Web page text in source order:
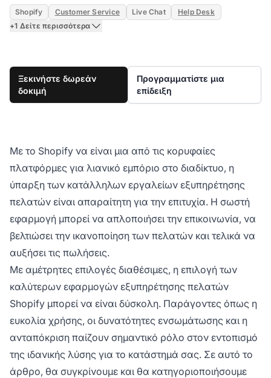
Shopify Customer Service Live Chat
Help Desk
+1 Δείτε περισσότερα
Ξεκινήστε δωρεάν
δοκιμή
Προγραμματίστε μια
επίδειξη
Με το Shopify να είναι μια από τις κορυφαίες
πλατφόρμες για λιανικό εμπόριο στο διαδίκτυο, η
ύπαρξη των κατάλληλων εργαλείων εξυπηρέτησης
πελατών είναι απαραίτητη για την επιτυχία. Η σωστή
εφαρμογή μπορεί να απλοποιήσει την επικοινωνία, να
βελτιώσει την ικανοποίηση των πελατών και τελικά να
αυξήσει τις πωλήσεις.
Με αμέτρητες επιλογές διαθέσιμες, η επιλογή των
καλύτερων εφαρμογών εξυπηρέτησης πελατών
Shopify μπορεί να είναι δύσκολη. Παράγοντες όπως η
ευκολία χρήσης, οι δυνατότητες ενσωμάτωσης και η
ανταπόκριση παίζουν σημαντικό ρόλο στον εντοπισμό
της ιδανικής λύσης για το κατάστημά σας. Σε αυτό το
άρθρο, θα συγκρίνουμε και θα κατηγοριοποιήσουμε